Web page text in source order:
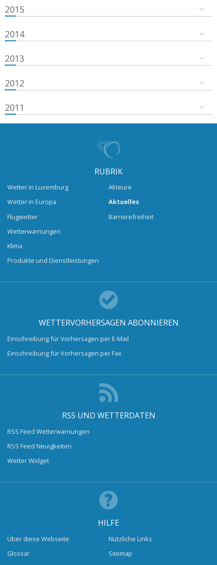
2015
2014
2013
2012
2011
RUBRIK
Wetter in Luxemburg
Wetter in Europa
Flugwetter
Wetterwarnungen
Klima
Produkte und Dienstleistungen
Akteure
Aktuelles
Barrierefreiheit
WETTERVORHERSAGEN ABONNIEREN
Einschreibung für Vorhersagen per E-Mail
Einschreibung für Vorhersagen per Fax
RSS UND WETTERDATEN
RSS Feed Wetterwarnungen
RSS Feed Neuigkeiten
Wetter Widget
HILFE
Über diese Webseite
Glossar
Nützliche Links
Sitemap